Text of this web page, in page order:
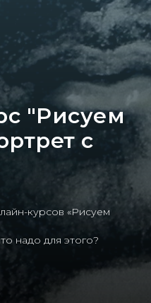
"Рисуем
с
курсов «Рисуем
надо для этого?